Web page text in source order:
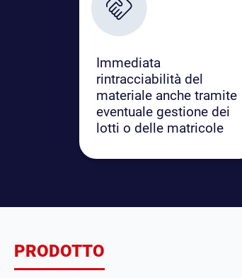
Immediata
rintracciabilità del
materiale anche tramite
eventuale gestione dei
lotti o delle matricole
PRODOTTO